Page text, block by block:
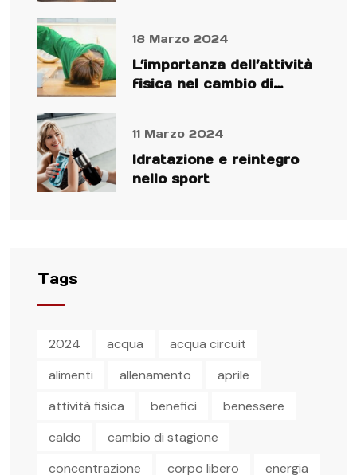
18 Marzo 2024
L’importanza dell’attività
fisica nel cambio di
11 Marzo 2024
Idratazione e reintegro
nello sport
Tags
2024 acqua
acqua circuit
alimenti
allenamento
aprile
attività fisica
benefici
benessere
caldo
cambio di stagione
concentrazione
corpo libero energia